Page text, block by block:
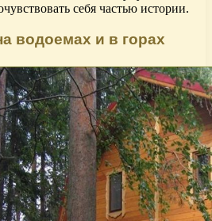
себя частью истории.
водоемах и в горах